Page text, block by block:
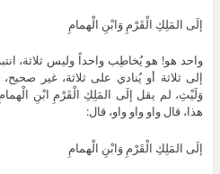
إلَى المَلِكِ الْقَرْمِ وَابْنِ الْهمامِ
واحد هو! هو يُخاطِب واحداً وليس ثلاثة،
إلى ثلاثة أو يُنادي على ثلاثة، غير
وَلَيْثِ، لم يقل إلَى المَلِكِ الْقَرْمِ ابْنِ
هذا، قال واو واو واو، قال:
إلَى المَلِكِ الْقَرْمِ وَابْنِ الْهمامِ